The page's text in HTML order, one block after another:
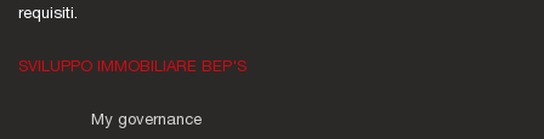
requisiti.
SVILUPPO IMMOBILIARE BEP'S
My governance